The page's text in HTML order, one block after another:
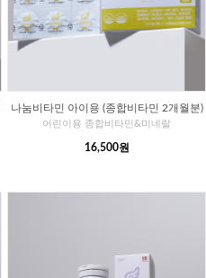
나눔비타민 아이용 (종합비타민 2개월분)
어린이용 종합비타민&미네랄
16,500원